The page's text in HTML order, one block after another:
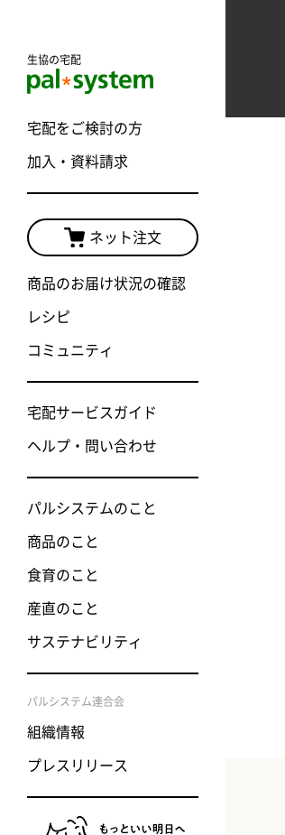
生協の宅配
宅配をご検討の方
加入・資料請求
ネット注文
商品のお届け状況の確認
レシピ
コミュニティ
宅配サービスガイド
ヘルプ・問い合わせ
パルシステムのこと
商品のこと
食育のこと
産直のこと
サステナビリティ
パルシステム連合会
組織情報
プレスリリース